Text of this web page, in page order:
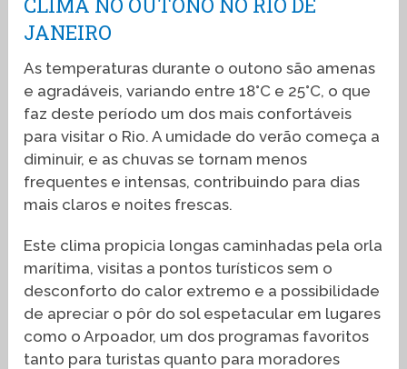
JANEIRO
As temperaturas durante o outono são amenas
e agradáveis, variando entre 18°C e 25°C, o que
faz deste período um dos mais confortáveis
para visitar o Rio. A umidade do verão começa a
diminuir, e as chuvas se tornam menos
frequentes e intensas, contribuindo para dias
mais claros e noites frescas.
Este clima propicia longas caminhadas pela orla
marítima, visitas a pontos turísticos sem o
desconforto do calor extremo e a possibilidade
de apreciar o pôr do sol espetacular em lugares
como o Arpoador, um dos programas favoritos
tanto para turistas quanto para moradores